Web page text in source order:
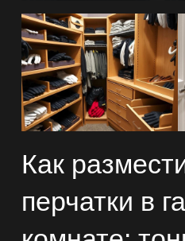
Как
перчатки в